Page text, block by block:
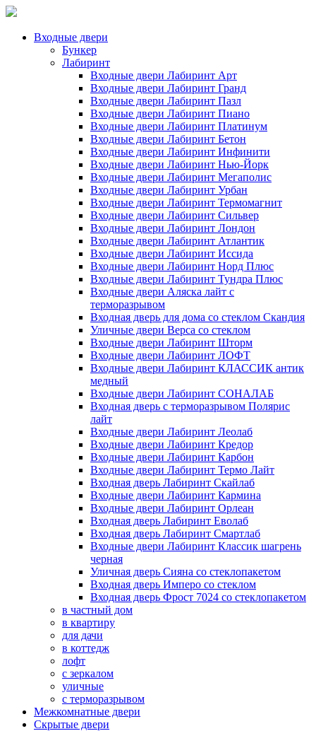
Входные двери
Бункер
Лабиринт
Входные двери Лабиринт Арт
Входные двери Лабиринт Гранд
Входные двери Лабиринт Пазл
Входные двери Лабиринт Пиано
Входные двери Лабиринт Платинум
Входные двери Лабиринт Бетон
Входные двери Лабиринт Инфинити
Входные двери Лабиринт Нью-Йорк
Входные двери Лабиринт Мегаполис
Входные двери Лабиринт Урбан
Входные двери Лабиринт Термомагнит
Входные двери Лабиринт Сильвер
Входные двери Лабиринт Лондон
Входные двери Лабиринт Атлантик
Входные двери Лабиринт Иссида
Входные двери Лабиринт Норд Плюс
Входные двери Лабиринт Тундра Плюс
Входные двери Аляска лайт с
терморазрывом
Входная дверь для дома со стеклом Скандия
Уличные двери Верса со стеклом
Входные двери Лабиринт Шторм
Входные двери Лабиринт ЛОФТ
Входные двери Лабиринт КЛАССИК антик
медный
Входные двери Лабиринт СОНАЛАБ
Входная дверь с терморазрывом Полярис
лайт
Входные двери Лабиринт Леолаб
Входные двери Лабиринт Кредор
Входные двери Лабиринт Карбон
Входные двери Лабиринт Термо Лайт
Входная дверь Лабиринт Скайлаб
Входные двери Лабиринт Кармина
Входные двери Лабиринт Орлеан
Входная дверь Лабиринт Еволаб
Входная дверь Лабиринт Смартлаб
Входные двери Лабиринт Классик шагрень
черная
Уличная дверь Сияна со стеклопакетом
Входная дверь Имперо со стеклом
Входная дверь Фрост 7024 со стеклопакетом
в частный дом
в квартиру
для дачи
в коттедж
лофт
с зеркалом
уличные
с терморазрывом
Межкомнатные двери
Скрытые двери